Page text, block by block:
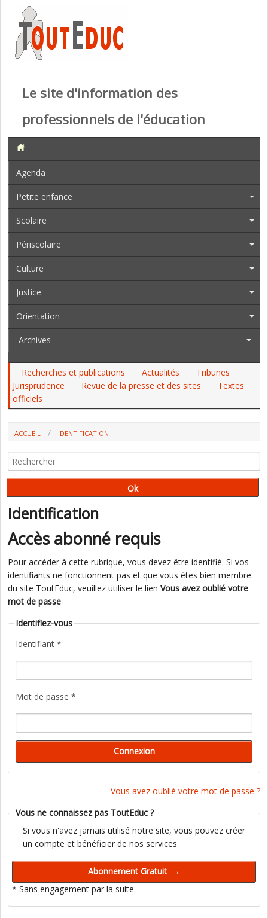
Le site d'information des
professionnels de l'éducation
Agenda
Petite enfance
Scolaire
Périscolaire
Culture
Justice
Orientation
Archives
Recherches et publications Actualités
Tribunes
Jurisprudence
Revue de la presse et des sites
Textes
officiels
ACCUEIL IDENTIFICATION
Identification
Accès abonné requis
Pour accéder à cette rubrique, vous devez être identifié. Si vos
identifiants ne fonctionnent pas et que vous êtes bien membre
du site ToutEduc, veuillez utiliser le lien Vous avez oublié votre
mot de passe
Identifiez-vous
Identifiant *
Mot de passe *
Vous avez oublié votre mot de passe ?
Vous ne connaissez pas ToutEduc ?
Si vous n'avez jamais utilisé notre site, vous pouvez créer
un compte et bénéficier de nos services.
* Sans engagement par la suite.